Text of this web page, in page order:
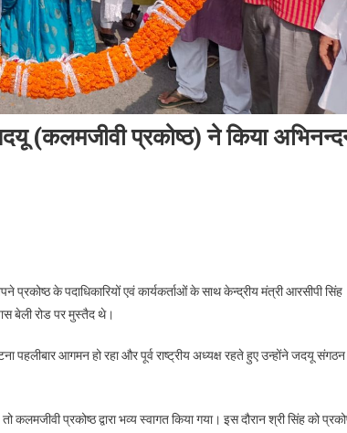
(कलमजीवी प्रकोष्ठ) ने किया
के पदाधिकारियों एवं कार्यकर्ताओं के साथ केन्द्रीय मंत्री आरसीपी सिंह
बेली रोड पर मुस्तैद थे।
पहलीबार आगमन हो रहा और पूर्व राष्ट्रीय अध्यक्ष रहते हुए उन्होंने जदयू संगठन
प्रकोष्ठ द्वारा भव्य स्वागत किया गया। इस दौरान श्री सिंह को